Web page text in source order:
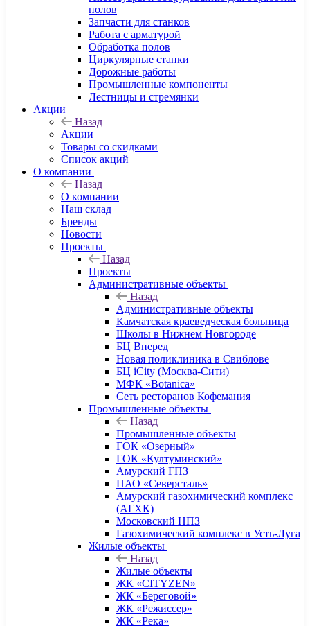
полов
Запчасти для станков
Работа с арматурой
Обработка полов
Циркулярные станки
Дорожные работы
Промышленные компоненты
Лестницы и стремянки
Акции
Назад
Акции
Товары со скидками
Список акций
О компании
Назад
О компании
Наш склад
Бренды
Новости
Проекты
Назад
Проекты
Административные объекты
Назад
Административные объекты
Камчатская краеведческая больница
Школы в Нижнем Новгороде
БЦ Вперед
Новая поликлиника в Свиблове
БЦ iCity (Москва-Сити)
МФК «Botanica»
Сеть ресторанов Кофемания
Промышленные объекты
Назад
Промышленные объекты
ГОК «Озерный»
ГОК «Култуминский»
Амурский ГПЗ
ПАО «Северсталь»
Амурский газохимический комплекс
(АГХК)
Московский НПЗ
Газохимический комплекс в Усть-Луга
Жилые объекты
Назад
Жилые объекты
ЖК «CITYZEN»
ЖК «Береговой»
ЖК «Режиссер»
ЖК «Река»